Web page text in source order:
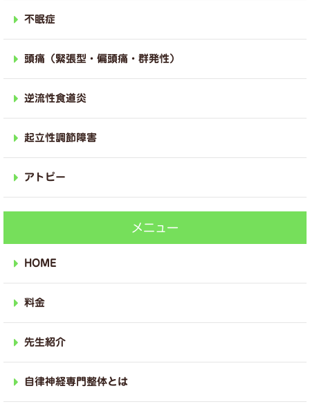
不眠症
頭痛（緊張型・偏頭痛・群発性）
逆流性食道炎
起立性調節障害
アトピー
メニュー
HOME
料金
先生紹介
自律神経専門整体とは